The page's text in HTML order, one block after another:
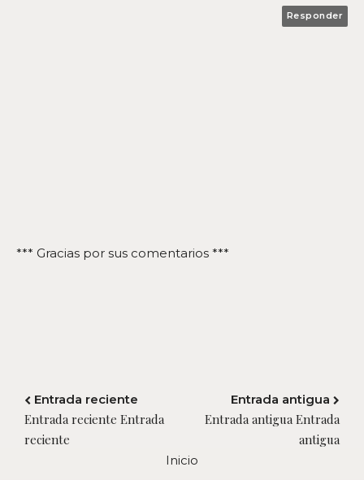
Responder
*** Gracias por sus comentarios ***
Entrada reciente
Entrada reciente Entrada
reciente
Entrada antigua
Entrada antigua Entrada
antigua
Inicio